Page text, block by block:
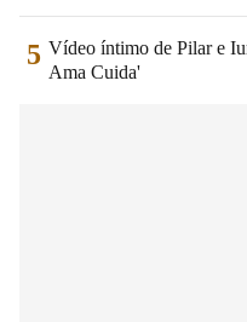
5 Vídeo íntimo de Pilar e
Ama Cuida'